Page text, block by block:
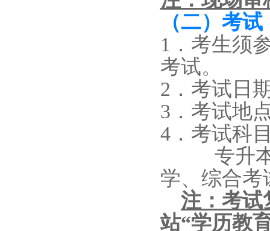
（二）考试
1．考生须
考试。
2．考试日
3．考试地
4．考试科
专升
学、综合考
注：考试
站“学历教